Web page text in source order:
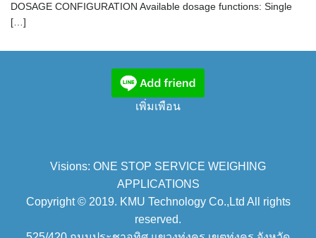
DOSAGE CONFIGURATION Available dosage functions: Single
[…]
เพิ่มเพือน
Visions: ONE STOP SERVICE WEIGHING
APPLICATIONS
Copyright © 2019. KMU Technology Co.,Ltd All rights
reserved.